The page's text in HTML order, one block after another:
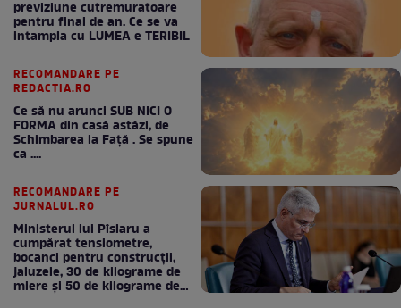
previziune cutremuratoare
pentru final de an. Ce se va
intampla cu LUMEA e TERIBIL
RECOMANDARE PE
REDACTIA.RO
Ce să nu arunci SUB NICI O
FORMA din casă astăzi, de
Schimbarea la Față . Se spune
ca ....
RECOMANDARE PE
JURNALUL.RO
Ministerul lui Pîslaru a
cumpărat tensiometre,
bocanci pentru construcții,
jaluzele, 30 de kilograme de
miere și 50 de kilograme de